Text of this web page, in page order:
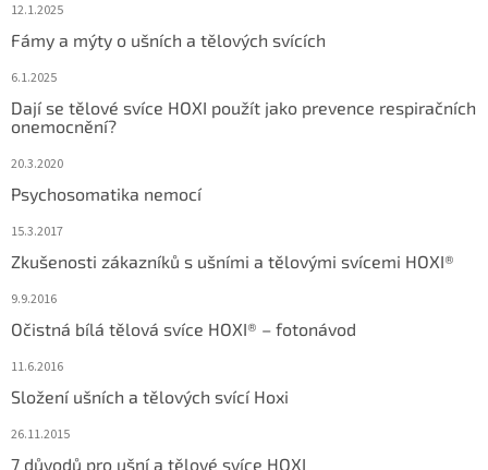
12.1.2025
Fámy a mýty o ušních a tělových svících
6.1.2025
Dají se tělové svíce HOXI použít jako prevence respiračních
onemocnění?
20.3.2020
Psychosomatika nemocí
15.3.2017
Zkušenosti zákazníků s ušními a tělovými svícemi HOXI®
9.9.2016
Očistná bílá tělová svíce HOXI® – fotonávod
11.6.2016
Složení ušních a tělových svící Hoxi
26.11.2015
7 důvodů pro ušní a tělové svíce HOXI